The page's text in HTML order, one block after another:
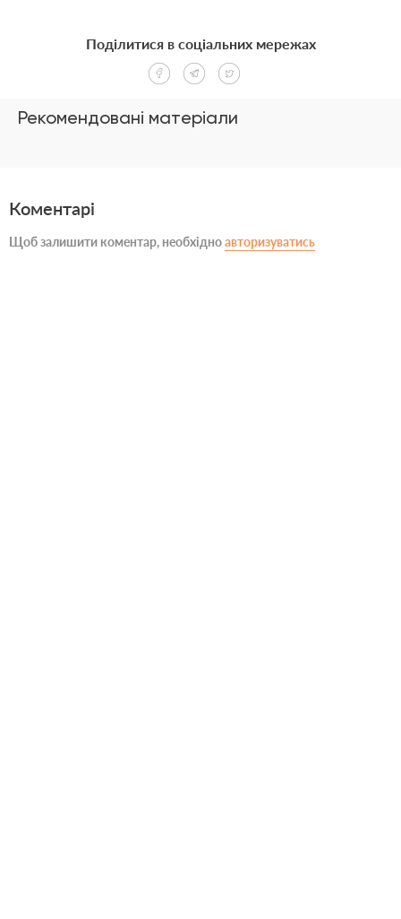
Рекомендовані матеріали
Поділитися в соціальних мережах
Коментарі
Щоб залишити коментар, необхідноавторизуватись